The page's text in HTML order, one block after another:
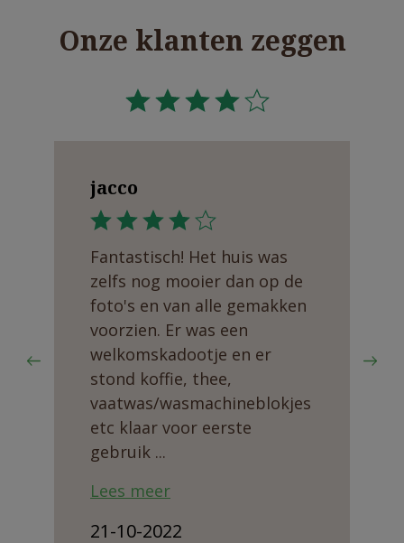
Onze klanten zeggen
jacco
Fantastisch! Het huis was
zelfs nog mooier dan op de
foto's en van alle gemakken
voorzien. Er was een
welkomskadootje en er
stond koffie, thee,
vaatwas/wasmachineblokjes
etc klaar voor eerste
gebruik ...
Lees meer
21-10-2022